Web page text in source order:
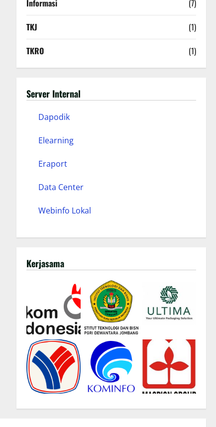
Informasi
(7)
TKJ
(1)
TKRO
(1)
Server Internal
Dapodik
Elearning
Eraport
Data Center
Webinfo Lokal
Kerjasama